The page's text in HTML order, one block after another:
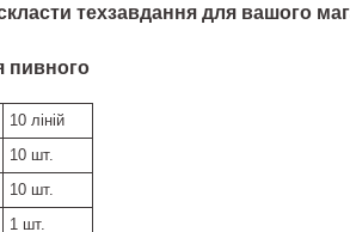
техзавдання для вашого
пивного
10 ліній
10 шт.
10 шт.
1 шт.